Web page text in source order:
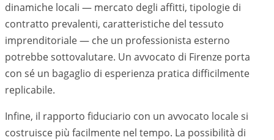
dinamiche locali — mercato degli affitti, tipologie di
contratto prevalenti, caratteristiche del tessuto
imprenditoriale — che un professionista esterno
potrebbe sottovalutare. Un avvocato di Firenze porta
con sé un bagaglio di esperienza pratica difficilmente
replicabile.
Infine, il rapporto fiduciario con un avvocato locale si
costruisce più facilmente nel tempo. La possibilità di